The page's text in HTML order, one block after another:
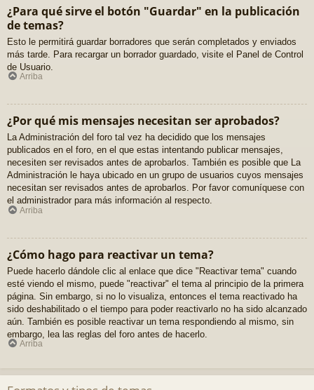
¿Para qué sirve el botón "Guardar" en la publicación
de temas?
Esto le permitirá guardar borradores que serán completados y enviados
más tarde. Para recargar un borrador guardado, visite el Panel de Control
de Usuario.
Arriba
¿Por qué mis mensajes necesitan ser aprobados?
La Administración del foro tal vez ha decidido que los mensajes
publicados en el foro, en el que estas intentando publicar mensajes,
necesiten ser revisados antes de aprobarlos. También es posible que La
Administración le haya ubicado en un grupo de usuarios cuyos mensajes
necesitan ser revisados antes de aprobarlos. Por favor comuníquese con
el administrador para más información al respecto.
Arriba
¿Cómo hago para reactivar un tema?
Puede hacerlo dándole clic al enlace que dice "Reactivar tema" cuando
esté viendo el mismo, puede "reactivar" el tema al principio de la primera
página. Sin embargo, si no lo visualiza, entonces el tema reactivado ha
sido deshabilitado o el tiempo para poder reactivarlo no ha sido alcanzado
aún. También es posible reactivar un tema respondiendo al mismo, sin
embargo, lea las reglas del foro antes de hacerlo.
Arriba